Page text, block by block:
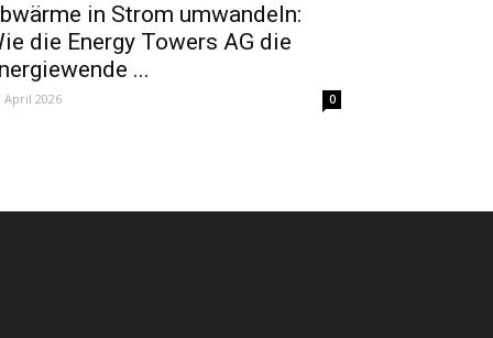
in Strom umwandeln:
die Energy Towers AG die
...
April 2026 0